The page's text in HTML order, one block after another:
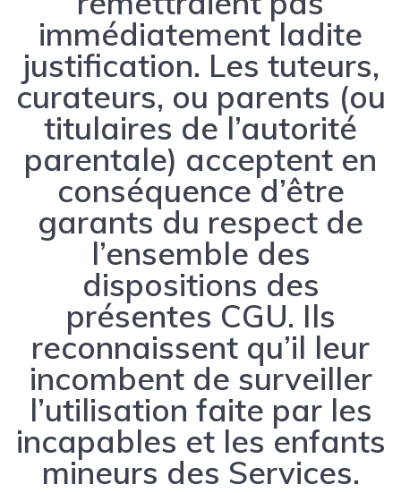
immédiatement ladite
justification. Les tuteurs,
curateurs, ou parents (ou
titulaires de l’autorité
parentale) acceptent en
conséquence d’être
garants du respect de
l’ensemble des
dispositions des
présentes CGU. Ils
reconnaissent qu’il leur
incombent de surveiller
l’utilisation faite par les
incapables et les enfants
mineurs des Services.